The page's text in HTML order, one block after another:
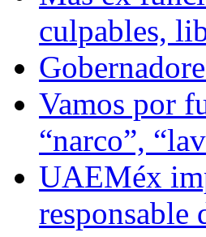
culpables,
Vamos por
“narco”,
UAEMéx
responsable